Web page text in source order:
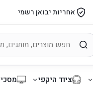
אחריות יבואן רשמי
ציוד היקפי